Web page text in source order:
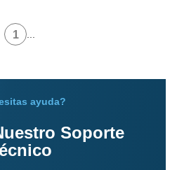
1
ayuda?
Soporte